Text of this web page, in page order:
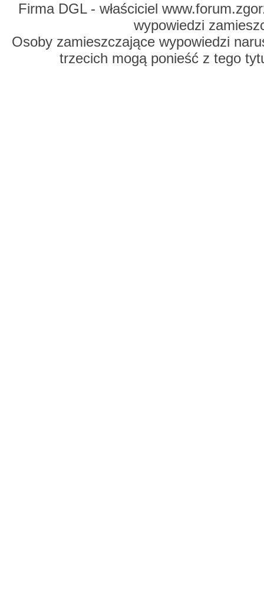
Firma DGL - właściciel
wypowiedzi
Osoby zamieszczające wypowiedzi
trzecich mogą ponieść z tego